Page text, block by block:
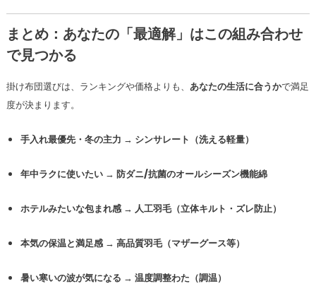
まとめ：あなたの「最適解」はこの組み合わせ
で見つかる
掛け布団選びは、ランキングや価格よりも、 あなたの生活に合うかで満足
度が決まります。
手入れ最優先・冬の主力 → シンサレート（洗える軽量）
年中ラクに使いたい→ 防ダニ/抗菌のオールシーズン機能綿
ホテルみたいな包まれ感→ 人工羽毛（立体キルト・ズレ防止）
本気の保温と満足感→ 高品質羽毛（マザーグース等）
暑い寒いの波が気になる → 温度調整わた（調温）